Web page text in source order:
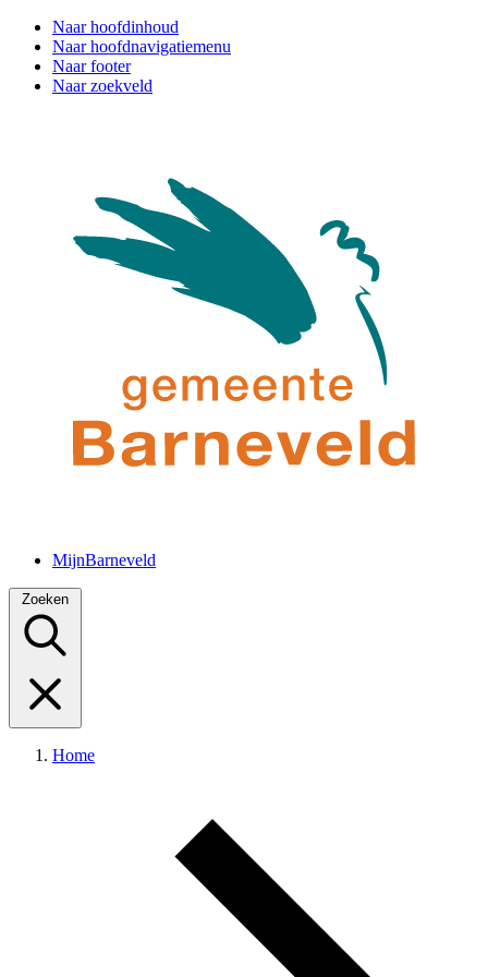
Naar hoofdinhoud
Naar hoofdnavigatiemenu
Naar footer
Naar zoekveld
MijnBarneveld
Zoeken
Home